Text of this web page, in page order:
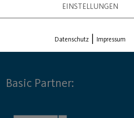
Basic Partner:
EINSTELLUNGEN
Datenschutz | Impressum